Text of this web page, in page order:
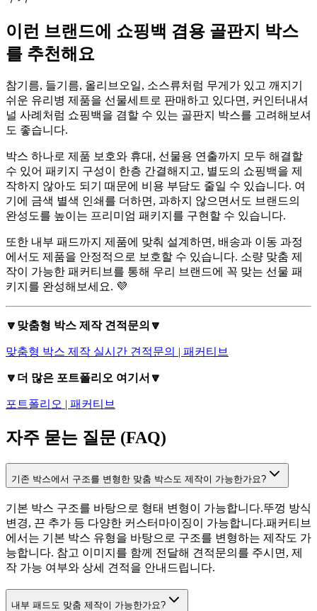
이런 브랜드에 쇼핑백 겸용 골판지 박스
를 추천해요
참기름, 들기름, 올리브오일, 소스류처럼 무게가 있고 깨지기
쉬운 유리병 제품을 선물세트로 판매하고 있다면, 커인터내셔
널 사례처럼 쇼핑백을 겸할 수 있는 골판지 박스를 고려해보셔
도 좋습니다.
박스 하나로 제품 보호와 휴대, 선물용 연출까지 모두 해결할
수 있어 패키지 구성이 한층 간결해지고, 별도의 쇼핑백을 제
작하지 않아도 되기 때문에 비용 부담도 줄일 수 있습니다. 여
기에 금색 별색 인쇄를 더하면, 과하지 않으면서도 브랜드의
완성도를 높이는 프리미엄 패키지를 구현할 수 있습니다.
또한 내부 패드까지 제품에 맞춰 설계하면, 배송과 이동 과정
에서도 제품을 안정적으로 보호할 수 있습니다. 소량 맞춤 제
작이 가능한 패커티브를 통해 우리 브랜드에 꼭 맞는 선물 패
키지를 완성해보세요. 💜
🔽맞춤형 박스 제작 견적문의🔽
맞춤형 박스 제작 실시간 견적문의 | 패커티브
🔽더 많은 포트폴리오 여기서🔽
포트폴리오 | 패커티브
자주 묻는 질문 (FAQ)
기존 박스에서 구조를 변형한 맞춤 박스도 제작이 가능한가요?
기본 박스 구조를 바탕으로 형태 변형이 가능합니다.뚜껑 방식
변경, 끈 추가 등 다양한 커스터마이징이 가능합니다.패커티브
에서는 기본 박스 유형을 바탕으로 구조를 변형하는 제작도 가
능합니다. 참고 이미지를 함께 전달해 견적문의를 주시면, 제
작 가능 여부와 상세 견적을 안내드립니다.
내부 패드도 맞춤 제작이 가능한가요?